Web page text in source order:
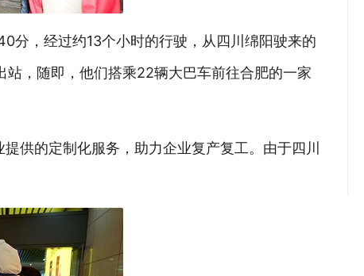
分，经过约13个小时的行驶，从四川绵阳驶来的
，随即，他们搭乘22辆大巴车前往合肥的一家
供的定制化服务，助力企业复产复工。由于四川